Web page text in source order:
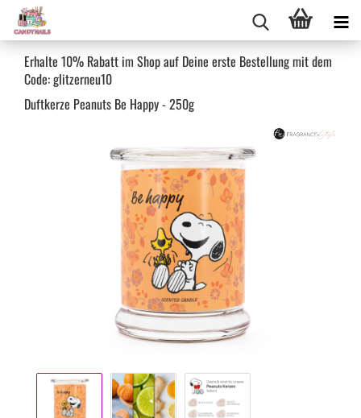
Erhalte 10% Rabatt im Shop auf Deine erste Bestellung mit dem
Code: glitzerneu10
Duft­ker­ze Pea­nuts Be Happy - 250g